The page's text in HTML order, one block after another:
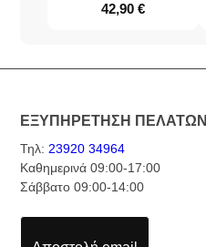
42,90€
ΕΞΥΠΗΡΕΤΗΣΗ ΠΕΛΑΤΩΝ
Τηλ:23920 34964
Καθημερινά 09:00-17:00
Σάββατο 09:00-14:00